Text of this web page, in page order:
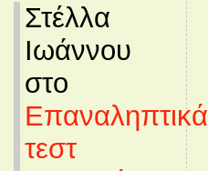
Στέλλα
Ιωάννου
στο
Επαναληπτικά
τεστ